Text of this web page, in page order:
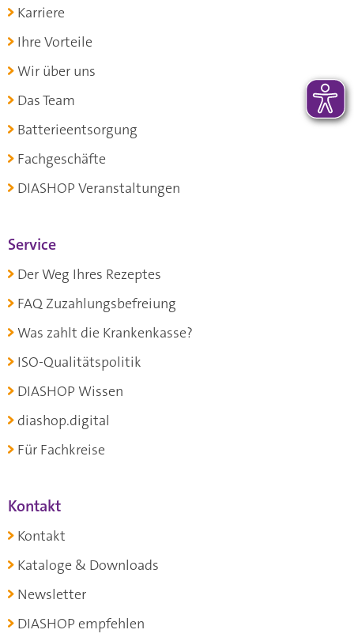
Karriere
Ihre Vorteile
Wir über uns
Das Team
Batterieentsorgung
Fachgeschäfte
DIASHOP Veranstaltungen
Service
Der Weg Ihres Rezeptes
FAQ Zuzahlungsbefreiung
Was zahlt die Krankenkasse?
ISO-Qualitätspolitik
DIASHOP Wissen
diashop.digital
Für Fachkreise
Kontakt
Kontakt
Kataloge & Downloads
Newsletter
DIASHOP empfehlen